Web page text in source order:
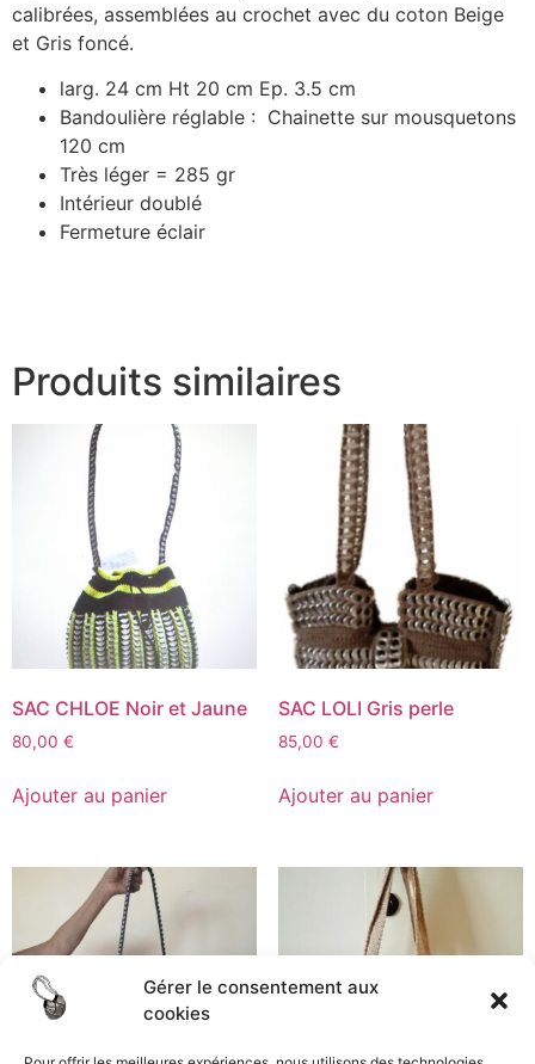
Gérer le consentement aux
cookies
calibrées, assemblées au crochet avec du coton Beige
et Gris foncé.
larg. 24 cm Ht 20 cm Ep. 3.5 cm
Bandoulière réglable : Chainette sur mousquetons
120 cm
Très léger = 285 gr
Intérieur doublé
Fermeture éclair
Produits similaires
SAC CHLOE Noir et Jaune
80,00 €
Ajouter au panier
SAC LOLI Gris perle
85,00 €
Ajouter au panier